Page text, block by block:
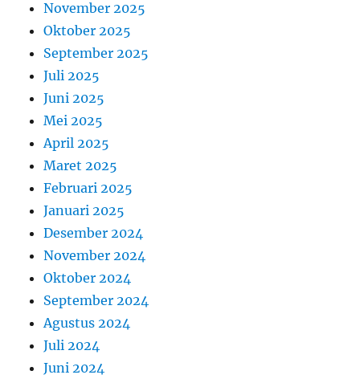
November 2025
Oktober 2025
September 2025
Juli 2025
Juni 2025
Mei 2025
April 2025
Maret 2025
Februari 2025
Januari 2025
Desember 2024
November 2024
Oktober 2024
September 2024
Agustus 2024
Juli 2024
Juni 2024